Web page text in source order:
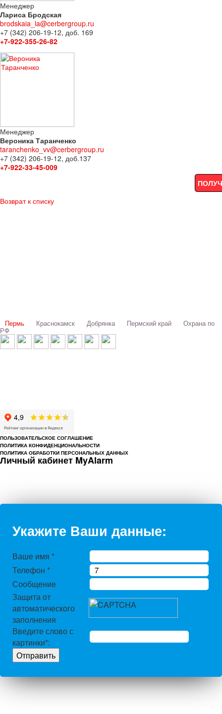
Менеджер
Лариса Бродская
brodskaia_la@cerbergroup.ru
+7 (342) 206-19-12, доб. 169
+7-922-355-26-82
Менеджер
Вероника Таранченко
taranchenko_vv@cerbergroup.ru
+7 (342) 206-19-12, доб.137
+7-922-33-45-009
Возврат к списку
Пермь Краснокамск Добрянка Пермский край Охрана по
РФ
ПОЛЬЗОВАТЕЛЬСКОЕ СОГЛАШЕНИЕ
ПОЛИТИКА КОНФИДЕНЦИОНАЛЬНОСТИ
ПОЛИТИКА ОБРАБОТКИ ПЕРСОНАЛЬНЫХ ДАННЫХ
Личный кабинет MyAlarm
Укажите Ваши данные:
Ваше имя *
Телефон *
Сообщение
Защита от
автоматического
заполнения
Введите слово с
картинки*: